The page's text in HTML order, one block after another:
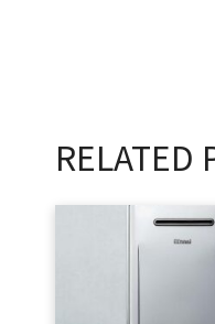
RELATED